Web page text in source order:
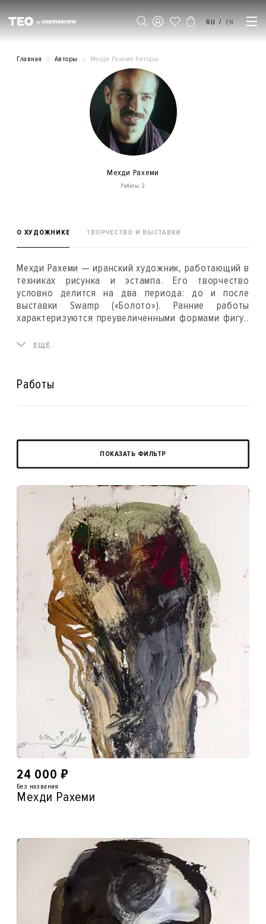
RU / EN
Главная Авторы Мехди Рахеми Авторы
Мехди Рахеми
Работы: 2
О ХУДОЖНИКЕ ТВОРЧЕСТВО И ВЫСТАВКИ
Мехди Рахеми — иранский художник, работающий в
техниках рисунка и эстампа. Его творчество
условно делится на два периода: до и после
выставки Swamp («Болото»). Ранние работы
характеризуются преувеличенными формами фигур
периоде фигуры постепенно растворяются в
«изображённые фигуры утратили свою
ЕЩЁ
Работы
ПОКАЗАТЬ ФИЛЬТР
24 000₽
Без названия
Мехди Рахеми